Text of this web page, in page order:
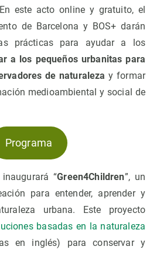
este acto online y gratuito, el
de Barcelona y BOS+ darán
prácticas para ayudar a los
a los pequeños urbanitas para
de naturaleza y formar
medioambiental y social de
Programa
inaugurará “Green4Children”, un
para entender, aprender y
urbana. Este proyecto
basadas en la naturaleza
en inglés) para conservar y